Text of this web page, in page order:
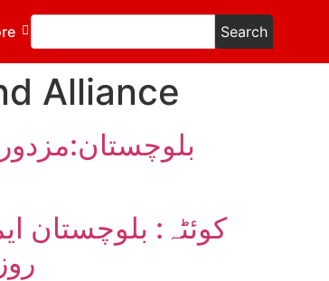
Search
Alliance
کوئٹہ: بلوچستان